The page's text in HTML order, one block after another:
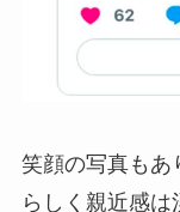
笑顔の写真もあ
らしく親近感は